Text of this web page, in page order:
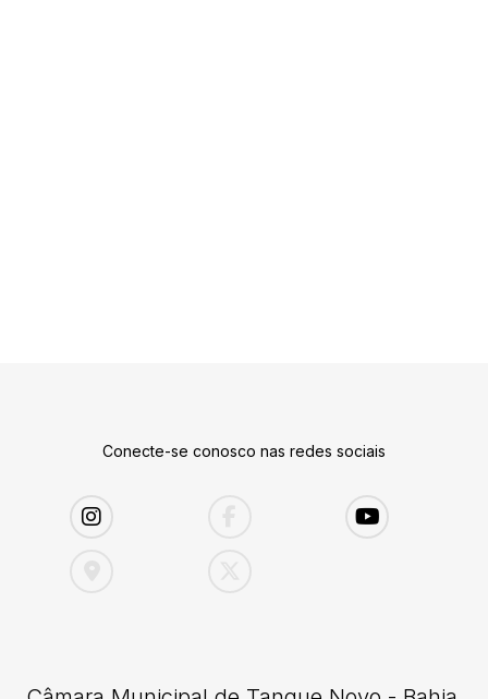
Conecte-se conosco nas redes sociais